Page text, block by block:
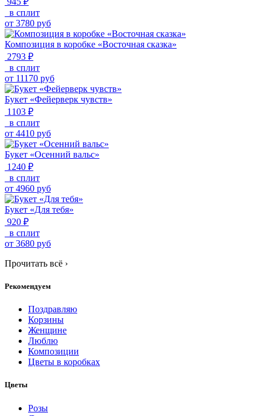
в сплит
от 3780 руб
Композиция в коробке «Восточная сказка»
2793 ₽
в сплит
от 11170 руб
Букет «Фейерверк чувств»
1103 ₽
в сплит
от 4410 руб
Букет «Осенний вальс»
1240 ₽
в сплит
от 4960 руб
Букет «Для тебя»
920 ₽
в сплит
от 3680 руб
Прочитать всё ›
Рекомендуем
Поздравляю
Корзины
Женщине
Люблю
Композиции
Цветы в коробках
Цветы
Розы